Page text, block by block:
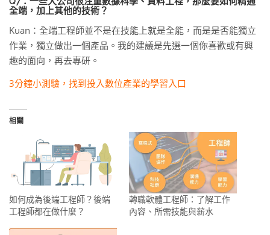
全端，加上其他的技術？
Kuan：全端工程師並不是在技能上就是全能，而是是否能獨立
作業，獨立做出一個產品。我的建議是先選一個你喜歡或有興
趣的面向，再去專研。
3分鐘小測驗，找到投入數位產業的學習入口
相關
如何成為後端工程師？後端
工程師都在做什麼？
轉職軟體工程師：了解工作
內容、所需技能與薪水